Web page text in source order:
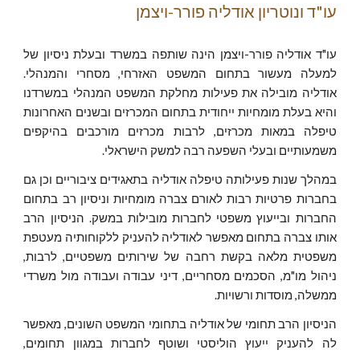
עו"ד ונוטריון אודליה פורר-ויצמן
עו"ד אודליה פורר-ויצמן הינה שותפה במשרד ובעלת ניסיון של
למעלה מעשור בתחום המשפט האזרחי, מסחרי והמנהלי.
אודליה מובילה את פעילות מחלקת המשפט המנהלי במשרדנו
והיא בעלת מומחיות ייחודית בתחום המכרזים ובשנים האחרונות
טיפלה במאות מכרזים, לרבות מכרזים מורכבים בהיקפים
משמעותיים ובעלי השפעה רבה למשק הישראלי.
במהלך שנות פעילותה טיפלה אודליה בתאגידים ציבוריים וכן גם
בחברות פרטיות רבות לאורם צברה מומחיות וניסיון רב בתחום
החברות ובייעוץ משפטי לחברות מובילות במשק. הניסיון הרב
אותו צברה בתחום מאפשר לאודליה להעניק ללקוחותיה מעטפת
משפטית מלאה בקשת רחבה של שירותים משפטיים, לרבות,
ניהול מו"מ, הסכמים מסחריים, דיני עבודה ועבודה מול משרדי
ממשלה, מוסדות ורשויות.
הניסיון הרב תחומי של אודליה בתחומי המשפט השונים, מאפשר
לה להעניק ייעוץ הוליסטי ושוטף לחברות במגוון תחומים,